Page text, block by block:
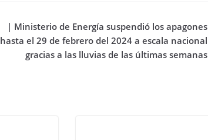
| Ministerio de Energía suspendió los apagones
hasta el 29 de febrero del 2024 a escala nacional
gracias a las lluvias de las últimas semanas